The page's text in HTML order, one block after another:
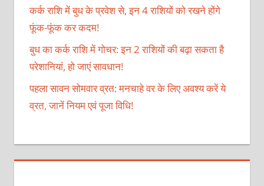
कर्क राशि में बुध के प्रवेश से, इन 4 राशियों को रखने होंगे
फूंक-फूंक कर कदम!
बुध का कर्क राशि में गोचर: इन 2 राशियों की बढ़ा सकता है
परेशानियां, हो जाएं सावधान!
पहला सावन सोमवार व्रत: मनचाहे वर के लिए अवश्य करें ये
व्रत, जानें नियम एवं पूजा विधि!